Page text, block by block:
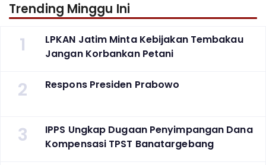
Trending Minggu Ini
1
LPKAN Jatim Minta Kebijakan Tembakau
Jangan Korbankan Petani
2 Respons Presiden Prabowo
3
IPPS Ungkap Dugaan Penyimpangan Dana
Kompensasi TPST Banatargebang